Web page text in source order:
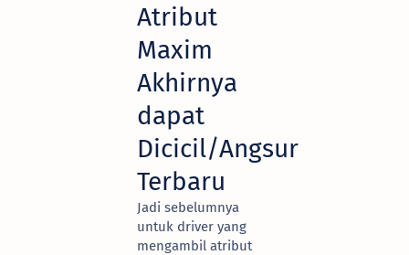
Atribut
Maxim
Akhirnya
dapat
Dicicil/Angsur
Terbaru
Jadi sebelumnya
untuk driver yang
mengambil atribut